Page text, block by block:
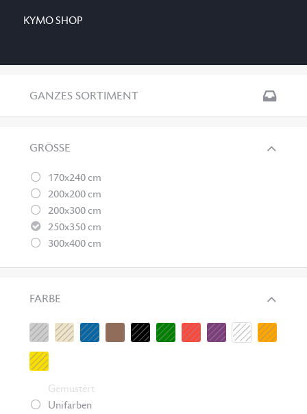
KYMO SHOP
GANZES SORTIMENT
GRÖSSE
170x240 cm
200x200 cm
200x300 cm
250x350 cm
300x400 cm
FARBE
Gemustert
Unifarben